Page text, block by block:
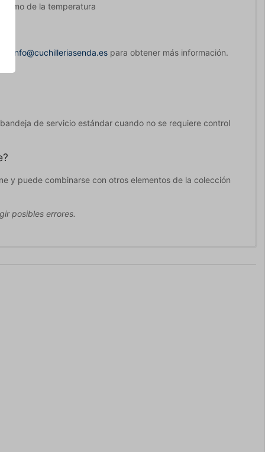
de la temperatura
info@cuchilleriasenda.es para obtener más información.
de servicio estándar cuando no se requiere control
y puede combinarse con otros elementos de la colección
posibles errores.